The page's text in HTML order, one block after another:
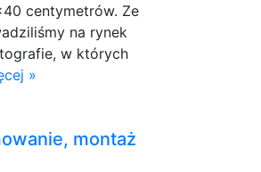
centymetrów. Ze
na rynek
w których
»
montaż